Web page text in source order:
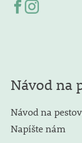
Návod na
Návod na
Napíšte nám